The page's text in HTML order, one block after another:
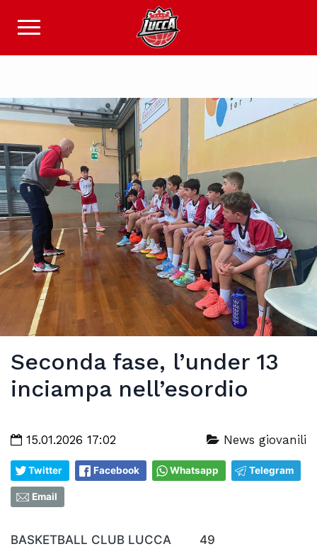
Seconda fase, l’under 13
inciampa nell’esordio
15.01.2026 17:02 News giovanili
Twitter Facebook Whatsapp Telegram
Email
BASKETBALL CLUB LUCCA 49